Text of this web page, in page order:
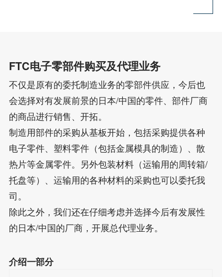
FTC电子零部件购买及代理业务
不仅是原有的委托制造业务的零部件供应，今后也
会选择对有发展前景的日本/中国的零件、部件厂商
的商品进行销售、开拓。
制造用部件的采购从基板开始，包括采购提供各种
电子零件、塑料零件（包括金属模具的制造）、散
热片等金属零件。另外包装材料（运输用的周转箱/
托盘等）、运输用的各种材料的采购也可以委托我
司。
除此之外，我们还在仔细考虑并选择今后有发展性
的日本/中国的厂商，开展总代理业务。
介绍一部分